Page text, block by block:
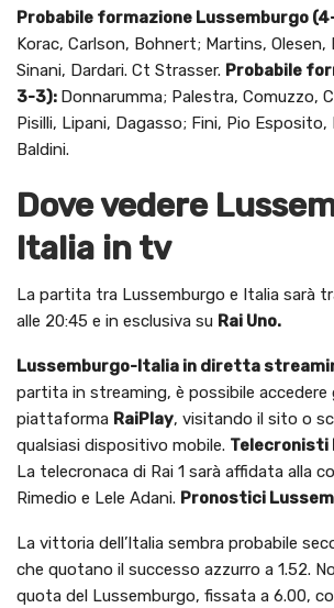
Probabile formazione Lussemburgo
Korac, Carlson, Bohnert; Martins, Olesen,
Sinani, Dardari. Ct Strasser. Probabile
3-3): Donnarumma; Palestra, Comuzzo,
Pisilli, Lipani, Dagasso; Fini, Pio Esposito,
Baldini.
Dove vedere
Italia in tv
La partita tra Lussemburgo e Italia sarà
alle 20:45 e in esclusiva su Rai Uno.
Lussemburgo-Italia in diretta
partita in streaming, è possibile
piattaforma RaiPlay, visitando il sito o
qualsiasi dispositivo mobile. Telecronisti
La telecronaca di Rai 1 sarà affidata alla
Rimedio e Lele Adani. Pronostici
La vittoria dell’Italia sembra probabile
che quotano il successo azzurro a 1.52.
quota del Lussemburgo, fissata a 6.00,